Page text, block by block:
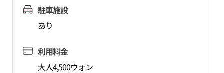
駐車施設
あり
利用料金
大人4,500ウォン